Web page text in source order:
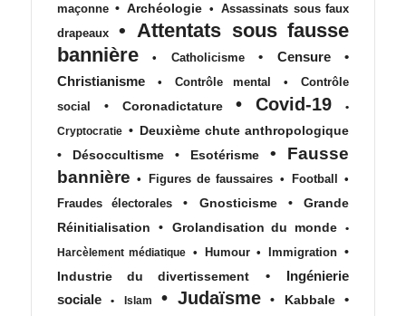
maçonne • Archéologie • Assassinats sous faux
drapeaux
• Attentats sous fausse
bannière
• Catholicisme • Censure
•
Christianisme
• Contrôle mental •
Contrôle
social
• Coronadictature • Covid-19
•
Cryptocratie • Deuxième chute anthropologique
•
Désoccultisme • Esotérisme •
Fausse
bannière • Figures de faussaires • Football
•
Fraudes électorales
• Gnosticisme •
Grande
Réinitialisation
• Grolandisation du monde
•
Harcèlement médiatique • Humour • Immigration •
Industrie du divertissement
•
Ingénierie
sociale
• Islam • Judaïsme • Kabbale
•